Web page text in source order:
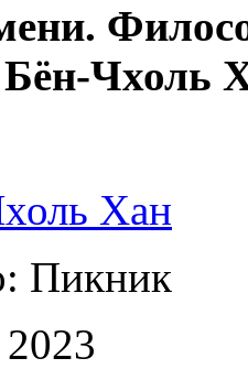
Бён-Чхоль
Хан
Пикник